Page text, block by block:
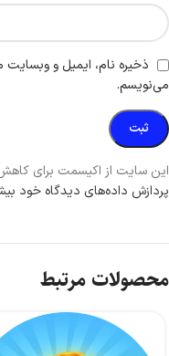
ذخیره نام، ایمیل و وبسایت
می‌نویسم.
این سایت از اکیسمت برای
پردازش داده‌های دیدگاه خود
محصولات مرتبط